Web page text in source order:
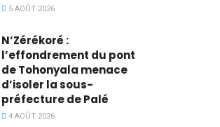
5 AOÛT 2026
N’Zérékoré :
l’effondrement du pont
de Tohonyala menace
d’isoler la sous-
préfecture de Palé
4 AOÛT 2026